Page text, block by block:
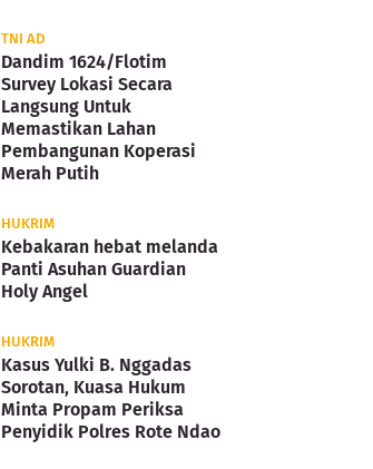
TNI AD
Dandim 1624/Flotim
Survey Lokasi Secara
Langsung Untuk
Memastikan Lahan
Pembangunan Koperasi
Merah Putih
HUKRIM
Kebakaran hebat melanda
Panti Asuhan Guardian
Holy Angel
HUKRIM
Kasus Yulki B. Nggadas
Sorotan, Kuasa Hukum
Minta Propam Periksa
Penyidik Polres Rote Ndao